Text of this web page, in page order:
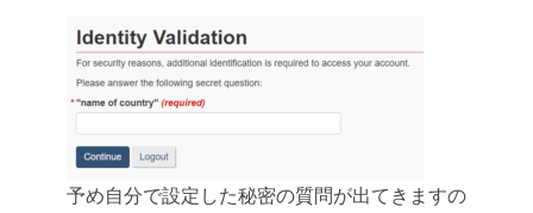
予め自分で設定した秘密の質問が出てきますの